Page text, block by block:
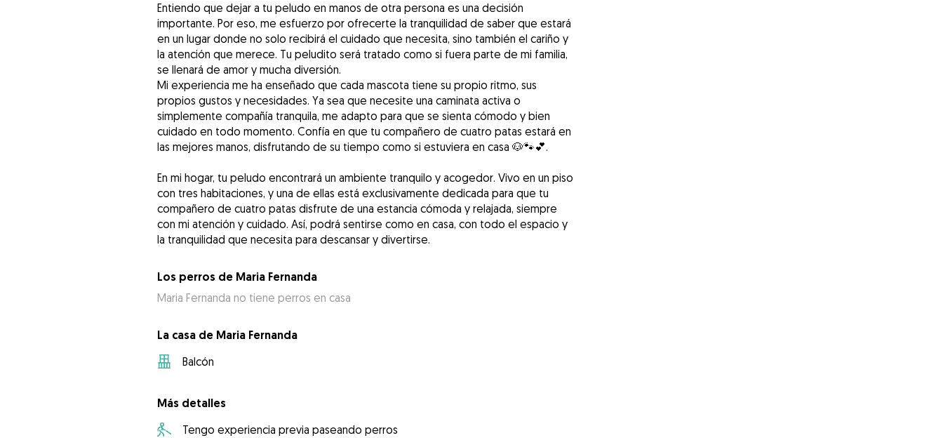
Entiendo que dejar a tu peludo en manos de otra persona es una decisión
importante. Por eso, me esfuerzo por ofrecerte la tranquilidad de saber que estará
en un lugar donde no solo recibirá el cuidado que necesita, sino también el cariño y
la atención que merece. Tu peludito será tratado como si fuera parte de mi familia,
se llenará de amor y mucha diversión.
Mi experiencia me ha enseñado que cada mascota tiene su propio ritmo, sus
propios gustos y necesidades. Ya sea que necesite una caminata activa o
simplemente compañía tranquila, me adapto para que se sienta cómodo y bien
cuidado en todo momento. Confía en que tu compañero de cuatro patas estará en
las mejores manos, disfrutando de su tiempo como si estuviera en casa 🐶🐾💕.
En mi hogar, tu peludo encontrará un ambiente tranquilo y acogedor. Vivo en un piso
con tres habitaciones, y una de ellas está exclusivamente dedicada para que tu
compañero de cuatro patas disfrute de una estancia cómoda y relajada, siempre
con mi atención y cuidado. Así, podrá sentirse como en casa, con todo el espacio y
la tranquilidad que necesita para descansar y divertirse.
Los perros de Maria Fernanda
Maria Fernanda no tiene perros en casa
La casa de Maria Fernanda
Balcón
Más detalles
Tengo experiencia previa paseando perros